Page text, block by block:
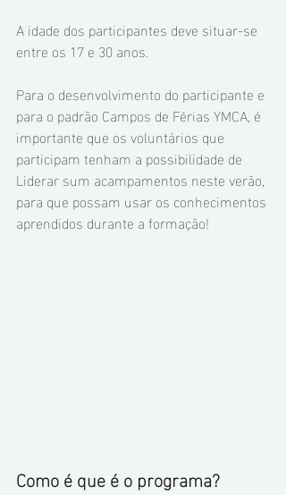
A idade dos participantes deve situar-se
entre os 17 e 30 anos.
Para o desenvolvimento do participante e
para o padrão Campos de Férias YMCA, é
importante que os voluntários que
participam tenham a possibilidade de
Liderar sum acampamentos neste verão,
para que possam usar os conhecimentos
aprendidos durante a formação!
Como é que é o programa?